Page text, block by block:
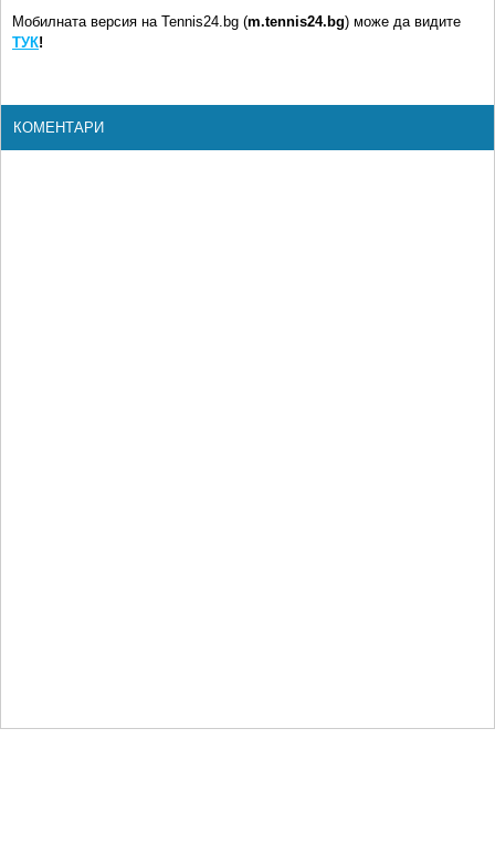
Мобилната версия на Tennis24.bg (m.tennis24.bg) може да видите
ТУК!
КОМЕНТАРИ